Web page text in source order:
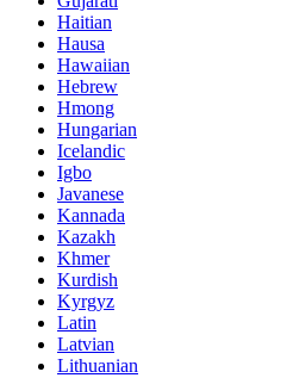
Haitian
Hausa
Hawaiian
Hebrew
Hmong
Hungarian
Icelandic
Igbo
Javanese
Kannada
Kazakh
Khmer
Kurdish
Kyrgyz
Latin
Latvian
Lithuanian